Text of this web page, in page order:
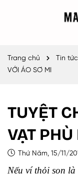
Trang chủ Tin tức
VỚI ÁO SƠ MI
TUYỆT
VẠT PHÙ
Thứ Năm, 15/11/
Nếu ví thỏi son